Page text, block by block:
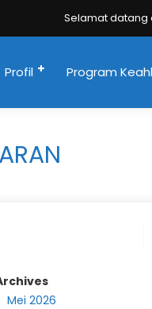
Selamat datang
Profil Program
Mei 2026